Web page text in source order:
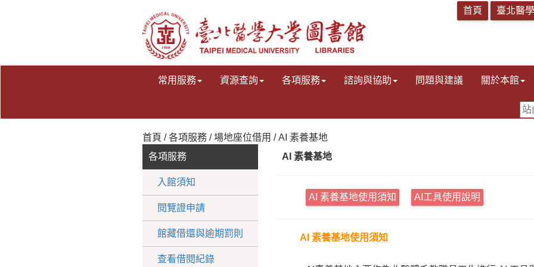
常用服務 資源查詢 各項服務 諮詢與協助 問題與建議 關於本館
首頁 / 各項服務 / 場地座位借用 / AI 素養基地
各項服務
入館須知
閱覽證申請
館藏借還與逾期罰則
查看借閱紀錄
AI 素養基地
AI 素養基地使用須知 AI工具使用說明
AI 素養基地使用須知